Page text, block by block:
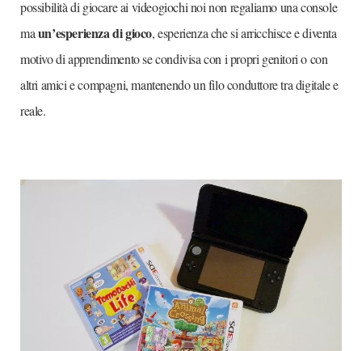
possibilità di giocare ai videogiochi noi non regaliamo una console
maun’esperienza di gioco, esperienza che si arricchisce e diventa
motivo di apprendimento se condivisa con i propri genitori o con
altri amici e compagni, mantenendo un filo conduttore tra digitale e
reale.